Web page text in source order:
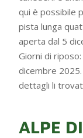
qui è possibile
pista lunga
aperta dal 5
Giorni di
dicembre 2025.
dettagli li
ALPE